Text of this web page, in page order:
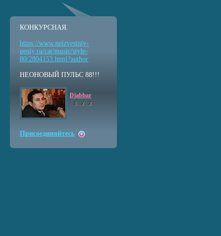
КОНКУРСНАЯ.
https://www.neizvestniy-
geniy.ru/cat/music/style-
80/2804153.html?author
НЕОНОВЫЙ ПУЛЬС 88!!!
Djabbar
1 2 2
Присоединяйтесь